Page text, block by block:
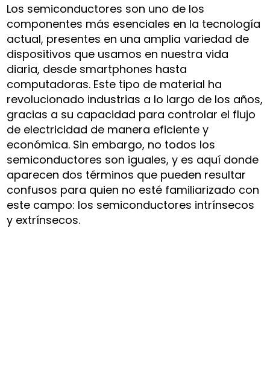
Los semiconductores son uno de los
componentes más esenciales en la tecnología
actual, presentes en una amplia variedad de
dispositivos que usamos en nuestra vida
diaria, desde smartphones hasta
computadoras. Este tipo de material ha
revolucionado industrias a lo largo de los años,
gracias a su capacidad para controlar el flujo
de electricidad de manera eficiente y
económica. Sin embargo, no todos los
semiconductores son iguales, y es aquí donde
aparecen dos términos que pueden resultar
confusos para quien no esté familiarizado con
este campo: los semiconductores intrínsecos
y extrínsecos.